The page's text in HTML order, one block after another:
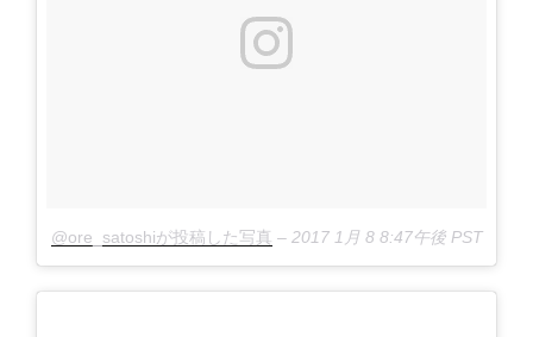
@ore_satoshiが投稿した写真 – 2017 1月 8 8:47午後 PST